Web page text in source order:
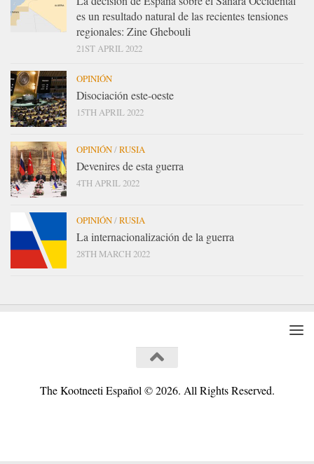
es un resultado natural de las recientes tensiones
regionales: Zine Ghebouli
21ST APRIL 2022
OPINIÓN
Disociación este-oeste
15TH APRIL 2022
OPINIÓN/RUSIA
Devenires de esta guerra
4TH APRIL 2022
OPINIÓN/RUSIA
La internacionalización de la guerra
28TH MARCH 2022
The Kootneeti Español © 2026. All Rights Reserved.